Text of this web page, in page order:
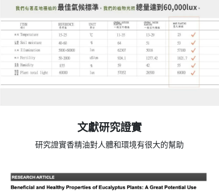
文獻研究證實
研究證實香精油對人體和環境有很大的幫助